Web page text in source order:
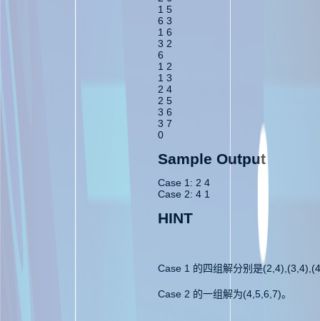
1 5
6 3
1 6
3 2
6
1 2
1 3
2 4
2 5
3 6
3 7
0
Sample Output
Case 1: 2 4
Case 2: 4 1
HINT
Case 1 的四组解分别是
Case 2 的一组解为(4,5,6,7)。